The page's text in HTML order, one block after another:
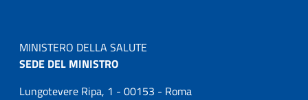
MINISTERO DELLA SALUTE
SEDE DEL MINISTRO
Lungotevere Ripa, 1 - 00153 - Roma